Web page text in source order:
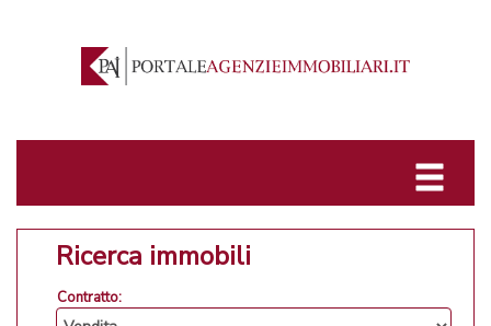
Ricerca immobili
Contratto: